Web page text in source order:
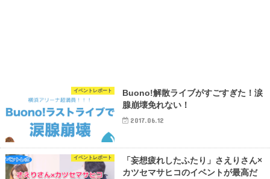
イベントレポート
Buono!解散ライブがすごすぎた！涙
腺崩壊免れない！
2017.06.12
イベントレポート
「妄想疲れしたふたり」さえりさん×
カツセマサヒコのイベントが最高だ